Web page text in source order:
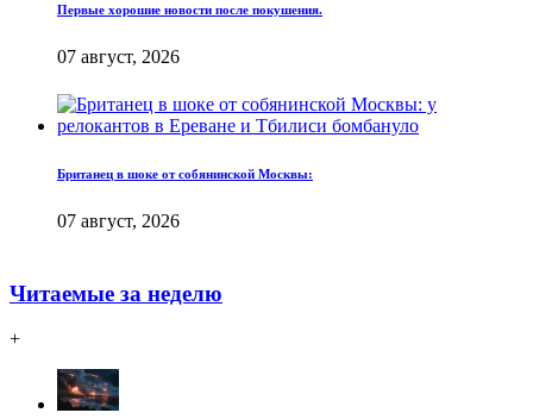
Первые хорошие новости после покушения.
07 август, 2026
Британец в шоке от собянинской Москвы:
07 август, 2026
Читаемые за неделю
+